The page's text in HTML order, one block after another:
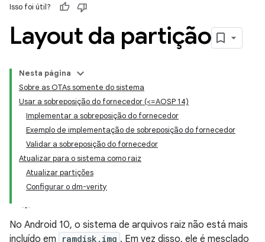
Isso foi útil?
Layout da partição
Nesta página
Sobre as OTAs somente do sistema
Usar a sobreposição do fornecedor (<=AOSP 14)
Implementar a sobreposição do fornecedor
Exemplo de implementação de sobreposição do fornecedor
Validar a sobreposição do fornecedor
Atualizar para o sistema como raiz
Atualizar partições
Configurar o dm-verity
No Android 10, o sistema de arquivos raiz não está mais
incluído em
ramdisk.img . Em vez disso, ele é mesclado